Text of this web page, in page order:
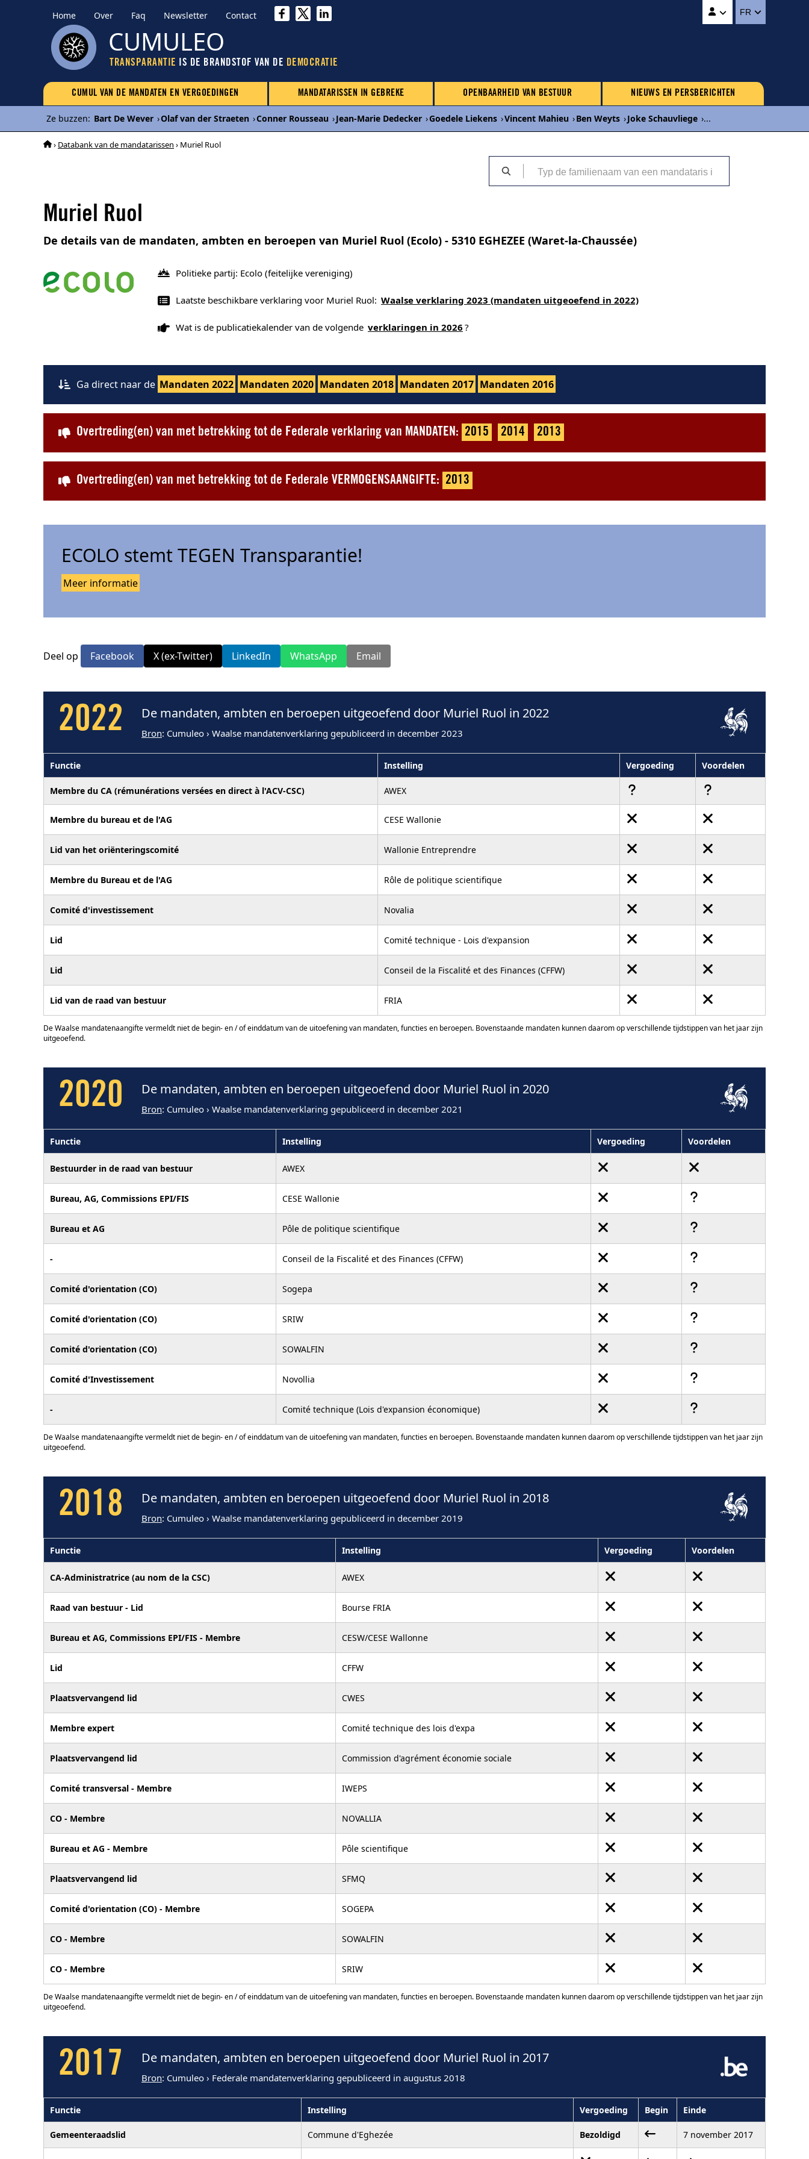
Home Over Faq Newsletter Contact FR
CUMULEO
TRANSPARANTIE IS DE BRANDSTOF VAN DE DEMOCRATIE
CUMUL VAN DE MANDATEN EN VERGOEDINGEN MANDATARISSEN IN GEBREKE OPENBAARHEID VAN BESTUUR NIEUWS EN PERSBERICHTEN
Ze buzzen: Bart De Wever ›Olaf van der Straeten ›Conner Rousseau ›Jean-Marie Dedecker ›Goedele Liekens ›Vincent Mahieu ›Ben Weyts ›Joke Schauvliege ›...
› Databank van de mandatarissen › Muriel Ruol
Muriel Ruol
De details van de mandaten, ambten en beroepen van Muriel Ruol (Ecolo) - 5310 EGHEZEE (Waret-la-Chaussée)
Politieke partij: Ecolo (feitelijke vereniging)
Laatste beschikbare verklaring voor Muriel Ruol: Waalse verklaring 2023 (mandaten uitgeoefend in 2022)
Wat is de publicatiekalender van de volgende verklaringen in 2026 ?
Ga direct naar de Mandaten 2022 Mandaten 2020 Mandaten 2018 Mandaten 2017 Mandaten 2016
Overtreding(en) van met betrekking tot de Federale verklaring van MANDATEN: 2015 2014 2013
Overtreding(en) van met betrekking tot de Federale VERMOGENSAANGIFTE: 2013
ECOLO stemt TEGEN Transparantie!
Meer informatie
Deel op Facebook X (ex-Twitter) LinkedIn WhatsApp Email
2022 De mandaten, ambten en beroepen uitgeoefend door Muriel Ruol in 2022
Bron: Cumuleo › Waalse mandatenverklaring gepubliceerd in december 2023
Functie Instelling Vergoeding Voordelen
Membre du CA (rémunérations versées en direct à l'ACV-CSC) AWEX
Membre du bureau et de l'AG CESE Wallonie
Lid van het oriënteringscomité Wallonie Entreprendre
Membre du Bureau et de l'AG Rôle de politique scientifique
Comité d'investissement Novalia
Lid Comité technique - Lois d'expansion
Lid Conseil de la Fiscalité et des Finances (CFFW)
Lid van de raad van bestuur FRIA
De Waalse mandatenaangifte vermeldt niet de begin- en / of einddatum van de uitoefening van mandaten, functies en beroepen. Bovenstaande mandaten kunnen daarom op verschillende tijdstippen van het jaar zijn
uitgeoefend.
2020 De mandaten, ambten en beroepen uitgeoefend door Muriel Ruol in 2020
Bron: Cumuleo › Waalse mandatenverklaring gepubliceerd in december 2021
Functie Instelling Vergoeding Voordelen
Bestuurder in de raad van bestuur AWEX
Bureau, AG, Commissions EPI/FIS CESE Wallonie
Bureau et AG Pôle de politique scientifique
- Conseil de la Fiscalité et des Finances (CFFW)
Comité d'orientation (CO) Sogepa
Comité d'orientation (CO) SRIW
Comité d'orientation (CO) SOWALFIN
Comité d'Investissement Novollia
- Comité technique (Lois d'expansion économique)
De Waalse mandatenaangifte vermeldt niet de begin- en / of einddatum van de uitoefening van mandaten, functies en beroepen. Bovenstaande mandaten kunnen daarom op verschillende tijdstippen van het jaar zijn
uitgeoefend.
2018 De mandaten, ambten en beroepen uitgeoefend door Muriel Ruol in 2018
Bron: Cumuleo › Waalse mandatenverklaring gepubliceerd in december 2019
Functie Instelling Vergoeding Voordelen
CA-Administratrice (au nom de la CSC) AWEX
Raad van bestuur - Lid Bourse FRIA
Bureau et AG, Commissions EPI/FIS - Membre CESW/CESE Wallonne
Lid CFFW
Plaatsvervangend lid CWES
Membre expert Comité technique des lois d'expa
Plaatsvervangend lid Commission d'agrément économie sociale
Comité transversal - Membre IWEPS
CO - Membre NOVALLIA
Bureau et AG - Membre Pôle scientifique
Plaatsvervangend lid SFMQ
Comité d'orientation (CO) - Membre SOGEPA
CO - Membre SOWALFIN
CO - Membre SRIW
De Waalse mandatenaangifte vermeldt niet de begin- en / of einddatum van de uitoefening van mandaten, functies en beroepen. Bovenstaande mandaten kunnen daarom op verschillende tijdstippen van het jaar zijn
uitgeoefend.
2017 De mandaten, ambten en beroepen uitgeoefend door Muriel Ruol in 2017
Bron: Cumuleo › Federale mandatenverklaring gepubliceerd in augustus 2018
Functie Instelling Vergoeding Begin Einde
Gemeenteraadslid Commune d'Eghezée Bezoldigd 7 november 2017